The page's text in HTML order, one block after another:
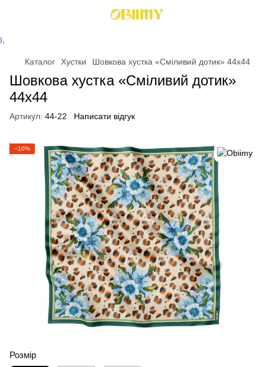
Каталог Хустки Шовкова хустка «Сміливий дотик» 44х44
Шовкова хустка «Сміливий дотик»
44х44
Артикул: 44-22 Написати відгук
−10%
Розмір